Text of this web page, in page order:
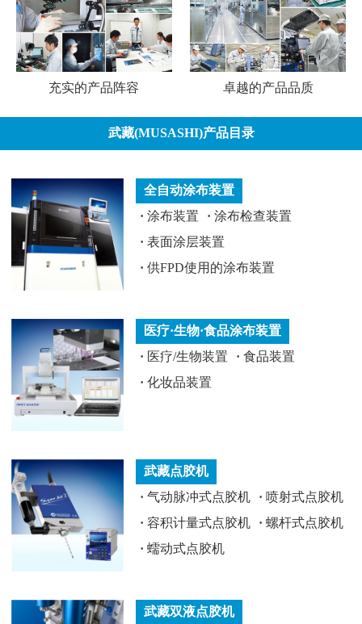
充实的产品阵容 卓越的产品品质
武藏(MUSASHI)产品目录
全自动涂布装置
· 涂布装置 · 涂布检查装置
· 表面涂层装置
· 供FPD使用的涂布装置
医疗·生物·食品涂布装置
· 医疗/生物装置 · 食品装置
· 化妆品装置
武藏点胶机
· 气动脉冲式点胶机 · 喷射式点胶机
· 容积计量式点胶机 · 螺杆式点胶机
· 蠕动式点胶机
武藏双液点胶机